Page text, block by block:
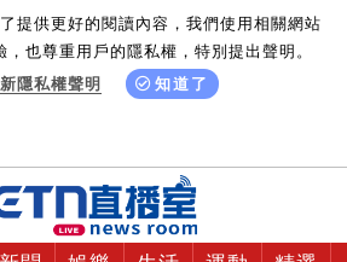
提供更好的閱讀內容，我們使用相關網站
也尊重用戶的隱私權，特別提出聲明。
隱私權聲明
知道了